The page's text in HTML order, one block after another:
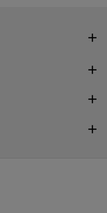



